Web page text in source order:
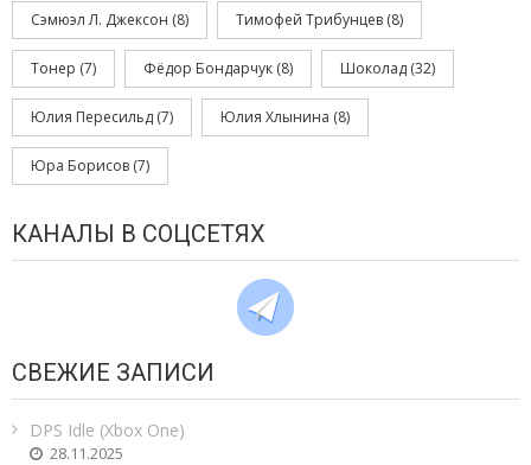
Сэмюэл Л. Джексон (8) Тимофей Трибунцев (8)
Тонер (7) Фёдор Бондарчук (8) Шоколад (32)
Юлия Пересильд (7) Юлия Хлынина (8)
Юра Борисов (7)
КАНАЛЫ В СОЦСЕТЯХ
СВЕЖИЕ ЗАПИСИ
DPS Idle (Xbox One)
28.11.2025